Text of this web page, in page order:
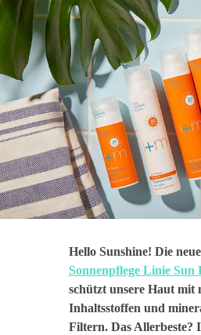
Hello Sunshine! Die
Sonnenpflege Linie Sun
schützt unsere Haut mit
Inhaltsstoffen und
Filtern. Das Allerbeste?